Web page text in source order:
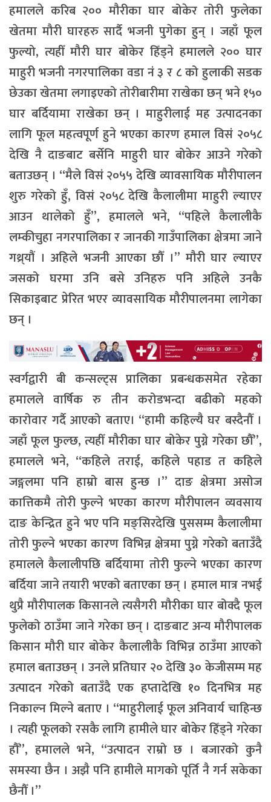
हमालले करिब २०० मौरीका घार बोकेर तोरी फुलेका
खेतमा मौरी घारहरु सार्दै भजनी पुगेका हुन् । जहाँ फूल
फुल्यो, त्यहीँ मौरी घार बोकेर हिँड्ने हमालले २०० घार
माहुरी भजनी नगरपालिका वडा नं ३ र ८ को हुलाकी सडक
छेउका खेतमा लगाइएको तोरीबारीमा राखेका छन् भने १५०
घार बर्दियामा राखेका छन् । माहुरीलाई मह उत्पादनका
लागि फूल महत्वपूर्ण हुने भएका कारण हमाल विसं २०५८
देखि नै दाङबाट बर्सेनि माहुरी घार बोकेर आउने गरेको
बताउछन् । “मैले विसं २०५५ देखि व्यावसायिक मौरीपालन
शुरु गरेको हुँ, विसं २०५८ देखि कैलालीमा माहुरी ल्याएर
आउन थालेको हुँ”, हमालले भने, “पहिले कैलालीकै
लम्कीचुहा नगरपालिका र जानकी गाउँपालिका क्षेत्रमा जाने
गथ्र्यौं । अहिले भजनी आएका छौँ ।” मौरी घार ल्याएर
जसको घरमा उनि बसे उनिहरु पनि अहिले उनकै
सिकाइबाट प्रेरित भएर व्यावसायिक मौरीपालनमा लागेका
छन् ।
स्वर्गद्वारी बी कन्सल्ट्स प्रालिका प्रबन्धकसमेत रहेका
हमालले वार्षिक रु तीन करोडभन्दा बढीको महको
कारोवार गर्दै आएको बताए। “हामी कहिल्यै घर बस्दैनौँ ।
जहाँ फूल फुल्छ, त्यहीँ मौरीका घार बोकेर पुग्ने गरेका छौँ”,
हमालले भने, “कहिले तराई, कहिले पहाड त कहिले
जङ्गलमा पनि हाम्रो बास हुन्छ ।” दाङ क्षेत्रमा असोज
कात्तिकमै तोरी फुल्ने भएका कारण मौरीपालन व्यवसाय
दाङ केन्द्रित हुने भए पनि मङ्सिरदेखि पुससम्म कैलालीमा
तोरी फुल्ने भएका कारण विभिन्न क्षेत्रमा पुग्ने गरेको बताउँदै
हमालले कैलालीपछि बर्दियामा तोरी फुल्ने भएका कारण
बर्दिया जाने तयारी भएको बताएका छन् । हमाल मात्र नभई
थुप्रै मौरीपालक किसानले त्यसैगरी मौरीका घार बोक्दै फूल
फुलेको ठाउँमा जाने गरेका छन् । दाङबाट अन्य मौरीपालक
किसान मौरी घार बोकेर कैलालीकै विभिन्न ठाउँमा आएको
हमाल बताउछन् । उनले प्रतिघार २० देखि ३० केजीसम्म मह
उत्पादन गरेको बताउँदै एक हप्तादेखि १० दिनभित्र मह
निकाल्न मिल्ने बताए । “माहुरीलाई फूल अनिवार्य चाहिन्छ
। त्यही फूलको रसकै लागि हामीले घार बोकेर हिँड्ने गरेका
हौँ”, हमालले भने, “उत्पादन राम्रो छ । बजारको कुनै
समस्या छैन । अझै पनि हामीले मागको पूर्ति नै गर्न सकेका
छैनौँ ।”